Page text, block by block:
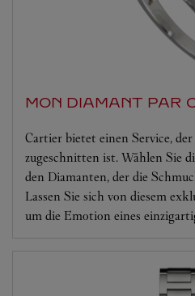
MON DIAMANT PAR
Cartier bietet einen Service,
zugeschnitten ist. Wählen Sie
den Diamanten, der die
Lassen Sie sich von diesem
um die Emotion eines